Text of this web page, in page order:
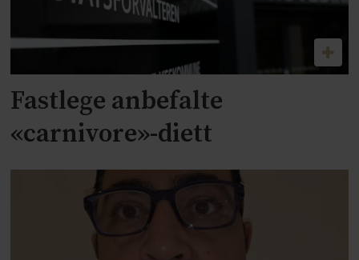
Fastlege anbefalte
«carnivore»-diett